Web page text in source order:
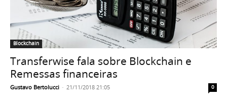
Blockchain
Transferwise fala sobre Blockchain e
Remessas financeiras
Gustavo Bertolucci - 21/11/2018 21:05 0